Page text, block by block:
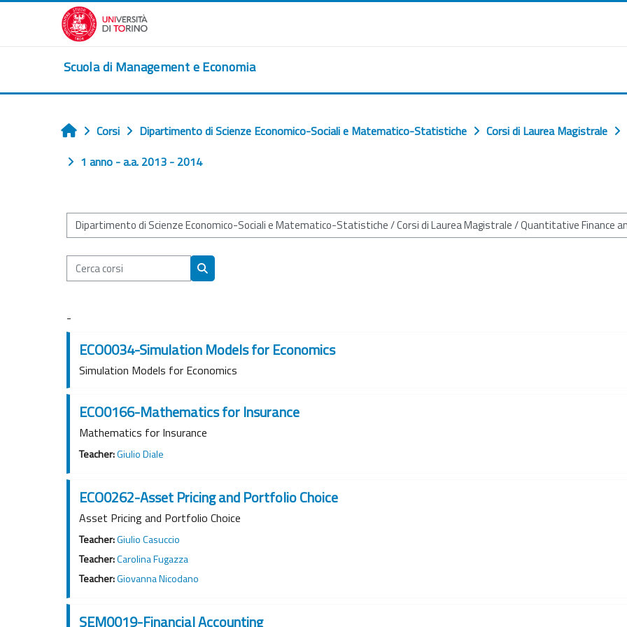
Vai al contenuto principale
Scuola di Management e Economia
Home
Corsi Dipartimento di Scienze Economico-Sociali e Matematico-Statistiche
Corsi di Laurea Magistrale
1 anno - a.a. 2013 - 2014
Categorie di corso
Cerca corsi
Cerca corsi
-
ECO0034-Simulation Models for Economics
Simulation Models for Economics
ECO0166-Mathematics for Insurance
Mathematics for Insurance
Teacher:Giulio Diale
ECO0262-Asset Pricing and Portfolio Choice
Asset Pricing and Portfolio Choice
Teacher:Giulio Casuccio
Teacher:Carolina Fugazza
Teacher:Giovanna Nicodano
SEM0019-Financial Accounting